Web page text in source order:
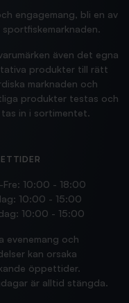
engagemang, bli en av
även det egna
produkter till rätt
marknaden och
produkter testas och
in i sortimentet.
Fre: 10:00 - 18:00
10:00 - 15:00
10:00 - 15:00
evenemang och
kan orsaka
öppettider.
är alltid stängda.